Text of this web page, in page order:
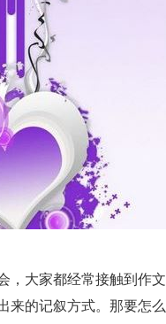
，大家都经常接触到作
来的记叙方式。那要怎